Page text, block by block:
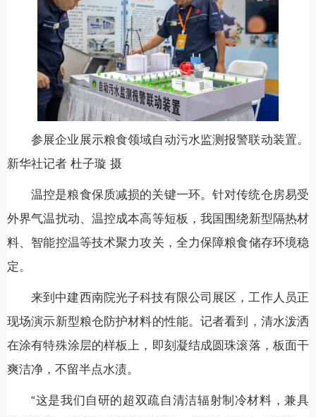
参展企业展示粮食领域自动污水监测报警联动装置。
新华社记者 杜子璇 摄
温控是粮食保质减损的关键一环。针对传统仓房易受
外界气温扰动、温控成本高等短板，我国围绕新型隔热材
料、智能控温等技术聚力攻关，全力保障粮食储存环境稳
定。
来到中建西南院光子科技有限公司展区，工作人员正
现场演示新型粮仓防护材料的性能。记者看到，清水泼洒
在涂有特殊涂层的样板上，即刻凝结成圆珠滚落，板面干
爽洁净，不留半点水渍。
“这是我们自研的超双疏自清洁辐射制冷材料，兼具